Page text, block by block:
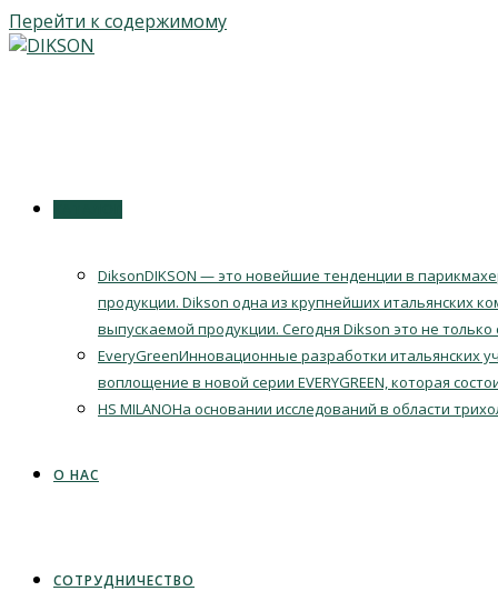
Перейти к содержимому
DiksonDIKSON — это новейшие тенденции в
продукции. Dikson одна из крупнейших итальянских
выпускаемой продукции. Сегодня Dikson это не
EveryGreenИнновационные разработки итальянских
воплощение в новой серии EVERYGREEN, которая
HS MILANOНа основании исследований в области
О НАС
СОТРУДНИЧЕСТВО